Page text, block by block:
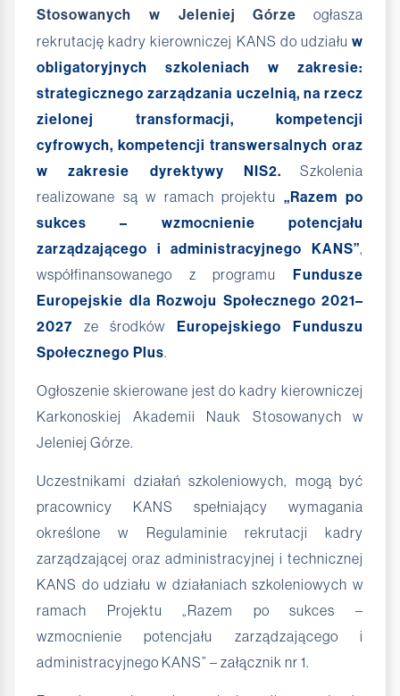
Stosowanych w Jeleniej Górze ogłasza
rekrutację kadry kierowniczej KANS do udziału w
obligatoryjnych szkoleniach w zakresie:
strategicznego zarządzania uczelnią, na rzecz
zielonej transformacji, kompetencji
cyfrowych, kompetencji transwersalnych oraz
w zakresie dyrektywy NIS2. Szkolenia
realizowane są w ramach projektu „Razem po
sukces – wzmocnienie potencjału
zarządzającego i administracyjnego KANS”,
współfinansowanego z programu Fundusze
Europejskie dla Rozwoju Społecznego 2021–
2027 ze środków Europejskiego Funduszu
Społecznego Plus.
Ogłoszenie skierowane jest do kadry kierowniczej
Karkonoskiej Akademii Nauk Stosowanych w
Jeleniej Górze.
Uczestnikami działań szkoleniowych, mogą być
pracownicy KANS spełniający wymagania
określone w Regulaminie rekrutacji kadry
zarządzającej oraz administracyjnej i technicznej
KANS do udziału w działaniach szkoleniowych w
ramach Projektu „Razem po sukces –
wzmocnienie potencjału zarządzającego i
administracyjnego KANS” – załącznik nr 1.